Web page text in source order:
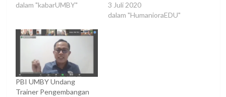
dalam "kabarUMBY"
3 Juli 2020
dalam "HumanioraEDU"
PBI UMBY Undang
Trainer Pengembangan